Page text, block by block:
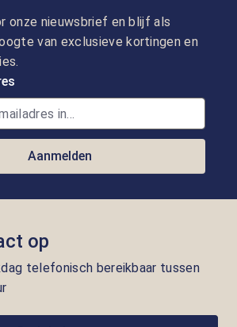
onze nieuwsbrief en blijf als
van exclusieve kortingen en
Aanmelden
op
telefonisch bereikbaar tussen